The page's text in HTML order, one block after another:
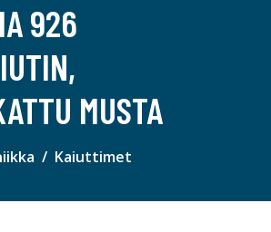
926
MUSTA
Kaiuttimet